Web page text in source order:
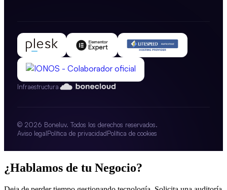
Infraestructura
© 2026 Boneluv. Todos los derechos reservados.
Aviso legalPolítica de privacidadPolítica de cookies
¿Hablamos de tu Negocio?